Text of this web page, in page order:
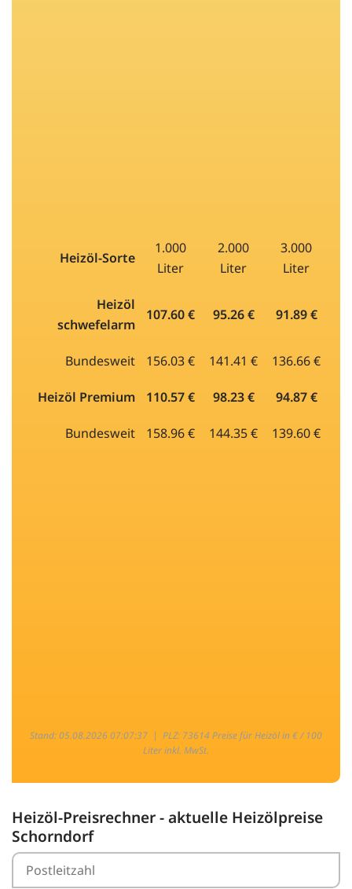
Heizöl-Sorte
1.000
Liter
2.000
Liter
3.000
Liter
Heizöl
schwefelarm
107.60 € 95.26 € 91.89 €
Bundesweit 156.03 € 141.41 € 136.66 €
Heizöl Premium 110.57 € 98.23 € 94.87 €
Bundesweit 158.96 € 144.35 € 139.60 €
Stand: 05.08.2026 07:07:37 | PLZ: 73614 Preise für Heizöl in € / 100
Liter inkl. MwSt.
Heizöl-Preisrechner - aktuelle Heizölpreise
Schorndorf